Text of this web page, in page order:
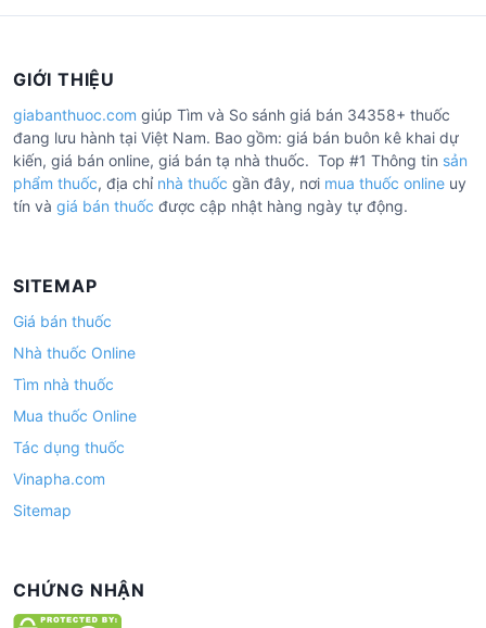
GIỚI THIỆU
giabanthuoc.com giúp Tìm và So sánh giá bán 34358+ thuốc
đang lưu hành tại Việt Nam. Bao gồm: giá bán buôn kê khai dự
kiến, giá bán online, giá bán tạ nhà thuốc. Top #1 Thông tin sản
phẩm thuốc, địa chỉ nhà thuốc gần đây, nơi mua thuốc online uy
tín và giá bán thuốc được cập nhật hàng ngày tự động.
SITEMAP
Giá bán thuốc
Nhà thuốc Online
Tìm nhà thuốc
Mua thuốc Online
Tác dụng thuốc
Vinapha.com
Sitemap
CHỨNG NHẬN